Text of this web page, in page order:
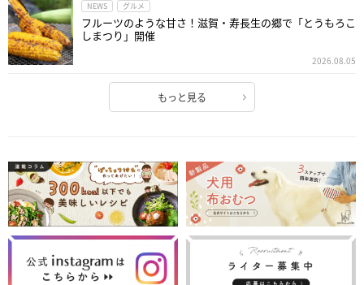
NEWS グルメ
フルーツのような甘さ！滋賀・寿長生の郷で「とうもろこ
しまつり」開催
2026.08.05
もっと見る